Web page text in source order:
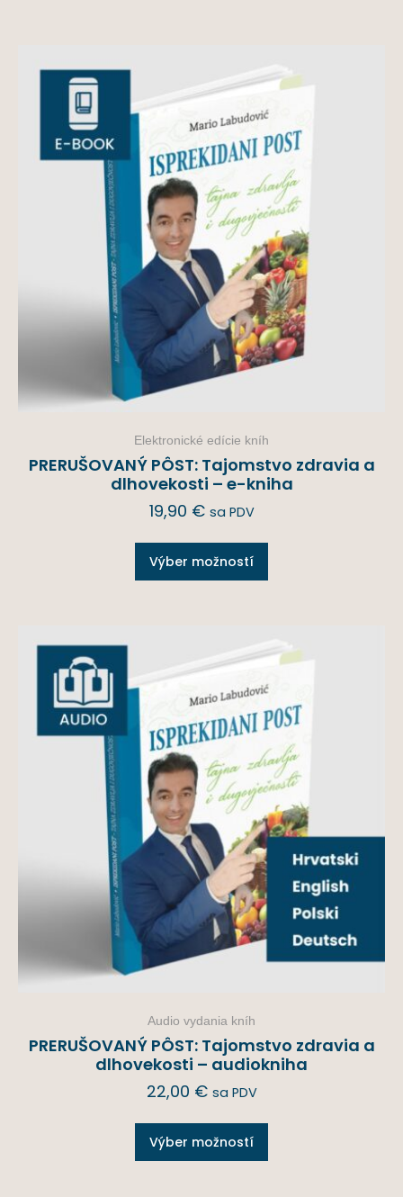
Elektronické edície kníh
PRERUŠOVANÝ PÔST: Tajomstvo zdravia a
dlhovekosti – e-kniha
19,90 € sa PDV
Výber možností
Audio vydania kníh
PRERUŠOVANÝ PÔST: Tajomstvo zdravia a
dlhovekosti – audiokniha
22,00 € sa PDV
Výber možností